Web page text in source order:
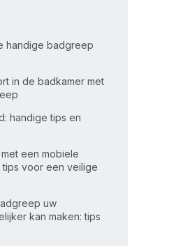
handige badgreep
in de badkamer met
handige tips en
een mobiele
voor een veilige
uw
kan maken: tips